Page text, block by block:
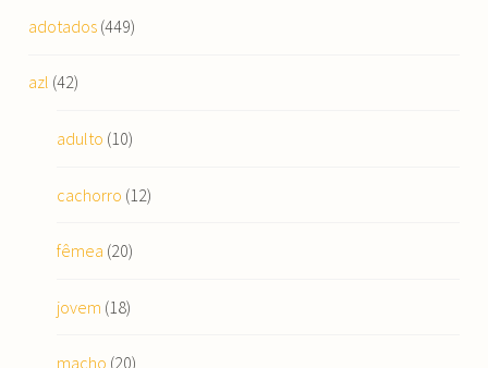
adotados (449)
azl (42)
adulto (10)
cachorro (12)
fêmea (20)
jovem (18)
macho (20)